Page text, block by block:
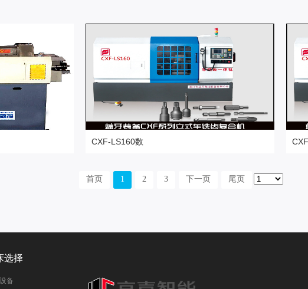
CXF-LS160数
首页 1 2 3 下一页 尾页
选择
备